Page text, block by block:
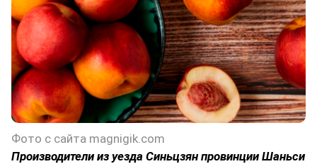
Фото с сайта magnigik.com
Производители из уезда Синьцзян провинции Шаньси